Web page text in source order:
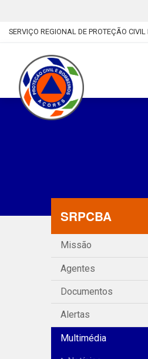
SERVIÇO REGIONAL DE PROTEÇÃO
SRPCBA
Missão
Agentes
Documentos
Alertas
Multimédia